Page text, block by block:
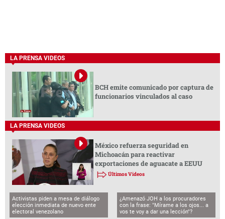
LA PRENSA VIDEOS
BCH emite comunicado por captura de
funcionarios vinculados al caso
LA PRENSA VIDEOS
México refuerza seguridad en
Michoacán para reactivar
exportaciones de aguacate a EEUU
Últimos Videos
Activistas piden a mesa de diálogo
elección inmediata de nuevo ente
electoral venezolano
¿Amenazó JOH a los procuradores
con la frase: "Mírame a los ojos... a
vos te voy a dar una lección"?